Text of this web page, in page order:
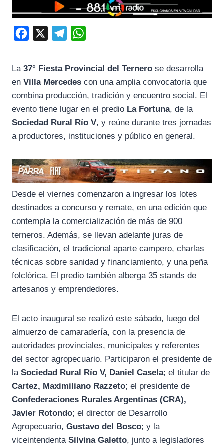
e
b
o
o
k
e
g
r
a
m
s
A
p
p
La 37° Fiesta Provincial del Ternero se desarrolla
en Villa Mercedes con una amplia convocatoria que
combina producción, tradición y encuentro social. El
evento tiene lugar en el predio La Fortuna, de la
Sociedad Rural Río V, y reúne durante tres jornadas
a productores, instituciones y público en general.
Desde el viernes comenzaron a ingresar los lotes
destinados a concurso y remate, en una edición que
contempla la comercialización de más de 900
terneros. Además, se llevan adelante juras de
clasificación, el tradicional aparte campero, charlas
técnicas sobre sanidad y financiamiento, y una peña
folclórica. El predio también alberga 35 stands de
artesanos y emprendedores.
El acto inaugural se realizó este sábado, luego del
almuerzo de camaradería, con la presencia de
autoridades provinciales, municipales y referentes
del sector agropecuario. Participaron el presidente de
la Sociedad Rural Río V, Daniel Casela; el titular de
Cartez, Maximiliano Razzeto; el presidente de
Confederaciones Rurales Argentinas (CRA),
Javier Rotondo; el director de Desarrollo
Agropecuario, Gustavo del Bosco; y la
viceintendenta Silvina Galetto, junto a legisladores